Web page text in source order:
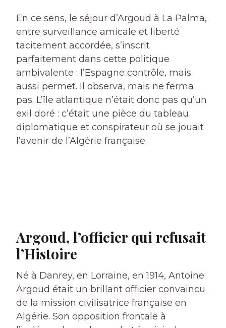
En ce sens, le séjour d’Argoud à La Palma,
entre surveillance amicale et liberté
tacitement accordée, s’inscrit
parfaitement dans cette politique
ambivalente : l’Espagne contrôle, mais
aussi permet. Il observa, mais ne ferma
pas. L’île atlantique n’était donc pas qu’un
exil doré : c’était une pièce du tableau
diplomatique et conspirateur où se jouait
l’avenir de l’Algérie française.
Argoud, l’officier qui refusait
l’Histoire
Né à Danrey, en Lorraine, en 1914, Antoine
Argoud était un brillant officier convaincu
de la mission civilisatrice française en
Algérie. Son opposition frontale à